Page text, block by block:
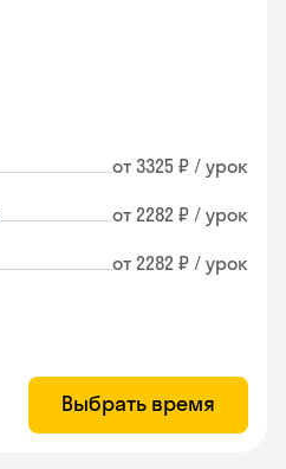
от 3325 ₽ / урок
от 2282 ₽ / урок
от 2282 ₽ / урок
Выбрать время